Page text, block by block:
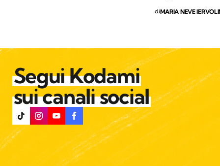
diMARIA NEVE
Segui Kodami
sui canali social